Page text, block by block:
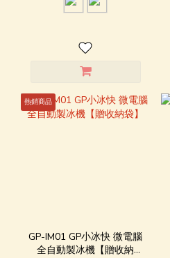
熱銷商品
GP-IM01 GP小冰快 微電腦
全自動製冰機【贈收納